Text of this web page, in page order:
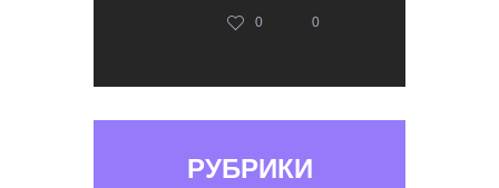
0 0
РУБРИКИ